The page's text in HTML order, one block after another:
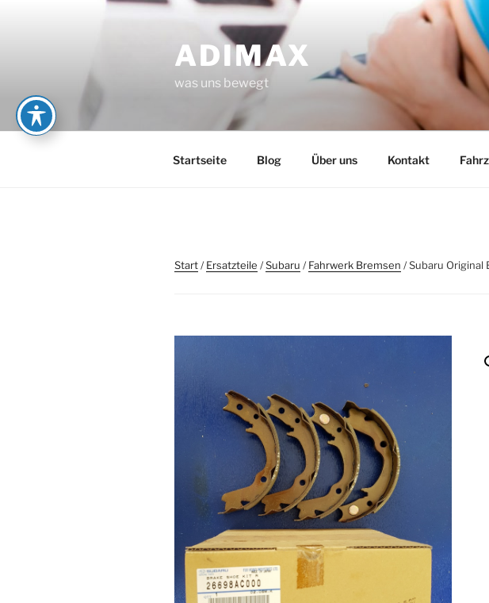
ADIMAX
was uns bewegt
Startseite Blog Über uns Kontakt
Start/Ersatzteile /Subaru /Fahrwerk Bremsen / Subaru